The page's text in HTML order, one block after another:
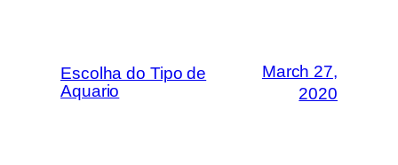
Escolha do Tipo de
Aquario
March 27,
2020